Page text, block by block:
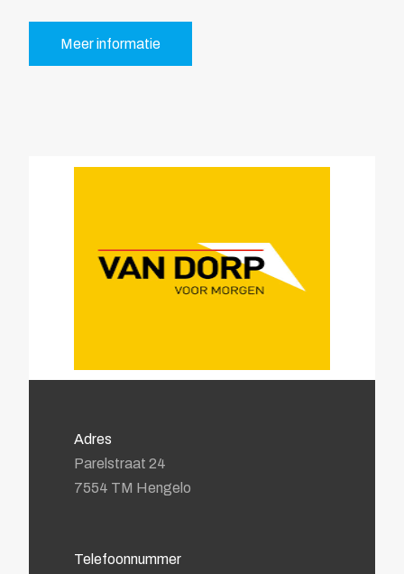
Meer informatie
Adres
Parelstraat 24
7554 TM Hengelo
Telefoonnummer